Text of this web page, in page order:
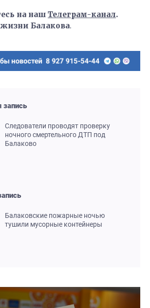
на наш Телеграм-канал.
Балакова.
Следователи проводят проверку
ночного смертельного ДТП под
Балаково
Балаковские пожарные ночью
тушили мусорные контейнеры